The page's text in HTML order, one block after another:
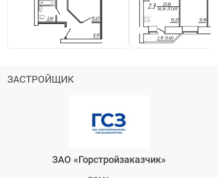
ЗАСТРОЙЩИК
ЗАО «Горстройзаказчик»